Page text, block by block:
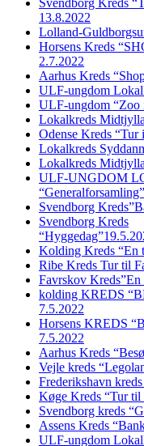
Svendborg Kreds
13.8.2022
Lolland-
Horsens Kreds
2.7.2022
Aarhus Kreds
ULF-ungdom
ULF-ungdom “Zoo
Lokalkreds
Odense Kreds “Tur
Lokalkreds
Lokalkreds
ULF-UNGDOM
Svendborg
Svendborg Kreds
Kolding Kreds “En
Ribe Kreds Tur til
Favrskov
kolding KREDS
7.5.2022
Horsens KREDS
7.5.2022
Aarhus Kreds
Vejle kreds
Frederikshavn
Køge Kreds “Tur til
Svendborg kreds
Assens Kreds
ULF-ungdom